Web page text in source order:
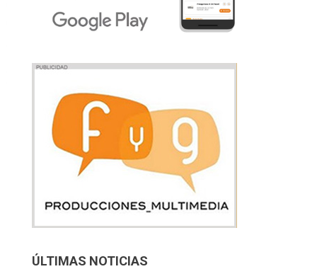
ÚLTIMAS NOTICIAS